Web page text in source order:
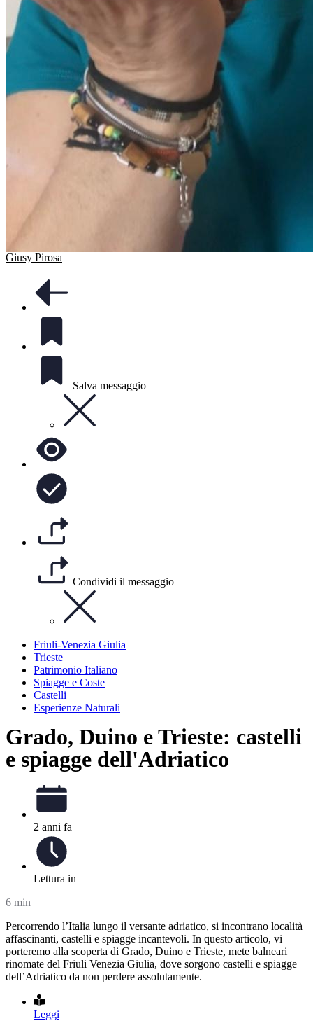
Giusy Pirosa
Salva messaggio
Condividi il messaggio
Friuli-Venezia Giulia
Trieste
Patrimonio Italiano
Spiagge e Coste
Castelli
Esperienze Naturali
Grado, Duino e Trieste: castelli
e spiagge dell'Adriatico
2 anni fa
Lettura in
6 min
Percorrendo l’Italia lungo il versante adriatico, si incontrano località
affascinanti, castelli e spiagge incantevoli. In questo articolo, vi
porteremo alla scoperta di Grado, Duino e Trieste, mete balneari
rinomate del Friuli Venezia Giulia, dove sorgono castelli e spiagge
dell’Adriatico da non perdere assolutamente.
Leggi